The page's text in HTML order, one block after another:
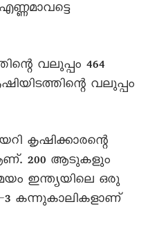
വലുപ്പം 464
വലുപ്പം
കൃഷിക്കാരന്റെ
200 ആടുകളും
ഇന്ത്യയിലെ ഒരു
കന്നുകാലികളാണ്